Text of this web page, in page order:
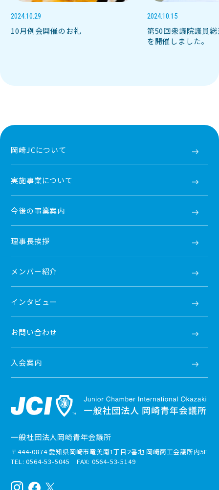
2024.10.29
10月例会開催のお礼
2024.10.15
第50回衆議院議員
を開催しました。
岡崎JCについて
実施事業について
今後の事業案内
理事長挨拶
メンバー紹介
インタビュー
お問い合わせ
入会案内
一般社団法人岡崎青年会議所
〒444-0874 愛知県岡崎市竜美南1丁目2番地 岡崎商工会議所内5F
TEL: 0564-53-5045 FAX: 0564-53-5149